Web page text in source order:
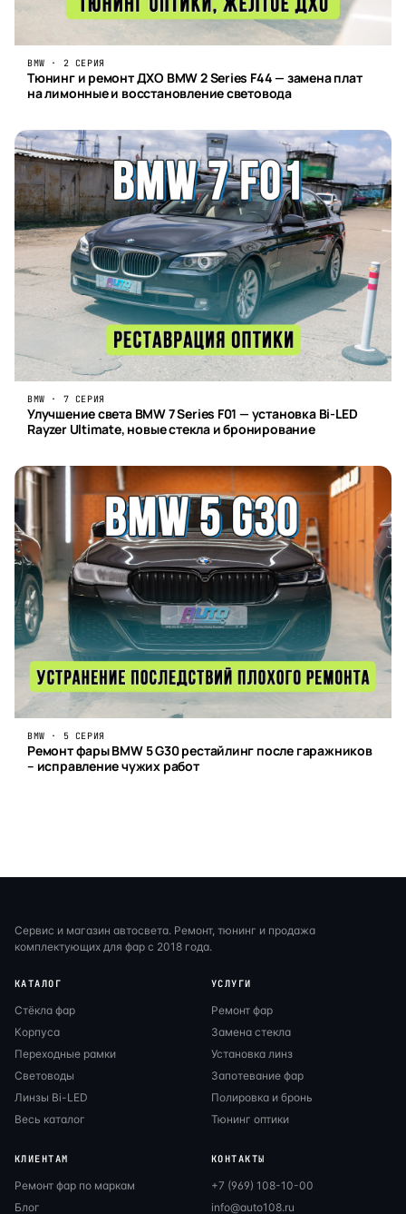
BMW · 2 СЕРИЯ
Тюнинг и ремонт ДХО BMW 2 Series F44 — замена плат
на лимонные и восстановление световода
BMW · 7 СЕРИЯ
Улучшение света BMW 7 Series F01 — установка Bi-LED
Rayzer Ultimate, новые стекла и бронирование
BMW · 5 СЕРИЯ
Ремонт фары BMW 5 G30 рестайлинг после гаражников
– исправление чужих работ
Сервис и магазин автосвета. Ремонт, тюнинг и продажа
комплектующих для фар с 2018 года.
КАТАЛОГ
Стёкла фар
Корпуса
Переходные рамки
Световоды
Линзы Bi-LED
Весь каталог
УСЛУГИ
Ремонт фар
Замена стекла
Установка линз
Запотевание фар
Полировка и бронь
Тюнинг оптики
КЛИЕНТАМ
Ремонт фар по маркам
Блог
КОНТАКТЫ
+7 (969) 108-10-00
info@auto108.ru